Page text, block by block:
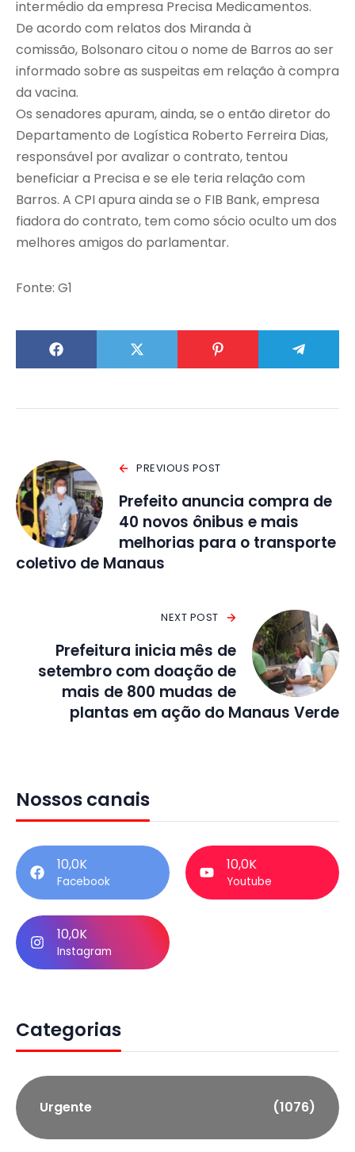
intermédio da empresa Precisa Medicamentos.
De acordo com relatos dos Miranda à
comissão, Bolsonaro citou o nome de Barros ao ser
informado sobre as suspeitas em relação à compra
da vacina.
Os senadores apuram, ainda, se o então diretor do
Departamento de Logística Roberto Ferreira Dias,
responsável por avalizar o contrato, tentou
beneficiar a Precisa e se ele teria relação com
Barros. A CPI apura ainda se o FIB Bank, empresa
fiadora do contrato, tem como sócio oculto um dos
melhores amigos do parlamentar.
Fonte: G1
PREVIOUS POST
Prefeito anuncia compra de
40 novos ônibus e mais
melhorias para o transporte
coletivo de Manaus
NEXT POST
Prefeitura inicia mês de
setembro com doação de
mais de 800 mudas de
plantas em ação do Manaus Verde
Nossos canais
10,0K
Facebook
10,0K
Youtube
10,0K
Instagram
Categorias
Urgente (1076)